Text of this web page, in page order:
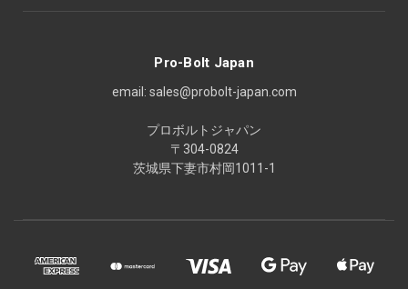
Pro-Bolt Japan
email: sales@probolt-japan.com
プロボルトジャパン
〒304-0824
茨城県下妻市村岡1011-1